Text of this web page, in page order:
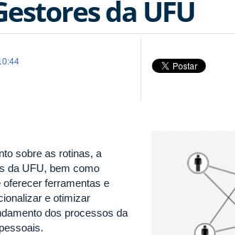
da UFU
sobre as rotinas, a
da UFU, bem como
ferramentas e
e otimizar
dos processos da